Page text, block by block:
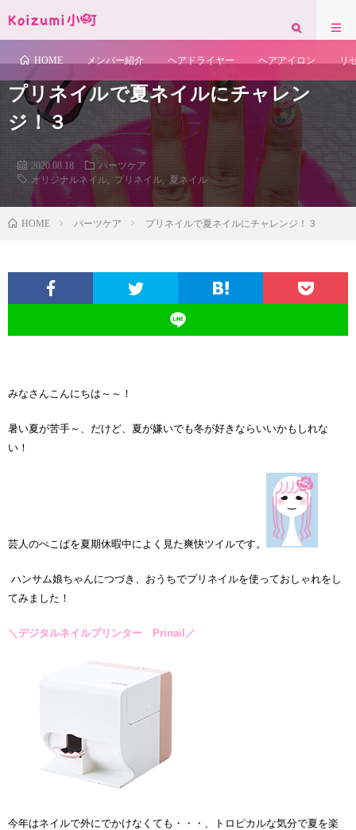
れます。背景色の変更もできます。
HOME メンバー紹介 ヘアドライヤー ヘアアイロン リ
プリネイルで夏ネイルにチャレン
ジ！３
2020.08.18
パーツケア
オリジナルネイル
プリネイル 夏ネイル
HOME パーツケア プリネイルで夏ネイルにチャレンジ！３
みなさんこんにちは～～！
暑い夏が苦手～、だけど、夏が嫌いでも冬が好きならいいかもしれな
い！
芸人のぺこぱを夏期休暇中によく見た爽快ツイルです。
ハンサム娘ちゃんにつづき、おうちでプリネイルを使っておしゃれをし
てみました！
＼デジタルネイルプリンター Prinail／
今年はネイルで外にでかけなくても・・・、トロピカルな気分で夏を楽